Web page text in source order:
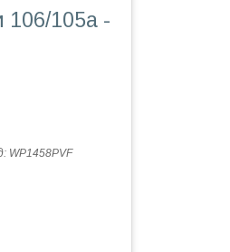
106/105а -
WP1458PVF